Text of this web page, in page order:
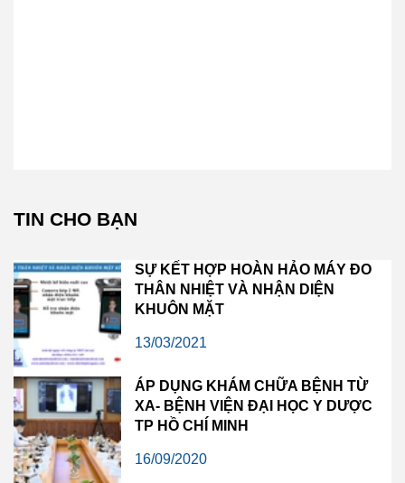
TIN CHO BẠN
SỰ KẾT HỢP HOÀN HẢO MÁY ĐO
THÂN NHIỆT VÀ NHẬN DIỆN
KHUÔN MẶT
13/03/2021
ÁP DỤNG KHÁM CHỮA BỆNH TỪ
XA- BỆNH VIỆN ĐẠI HỌC Y DƯỢC
TP HỒ CHÍ MINH
16/09/2020